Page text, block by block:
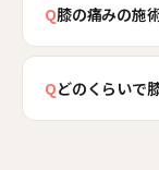
ケアをご提
あります
結路面での
膝に負担
夫や、冬に
強い時期に
ります。
鍛える運動
て、続け
Q膝の痛みの施
健康保険
急なケガに
性的な膝
Qどのくらいで